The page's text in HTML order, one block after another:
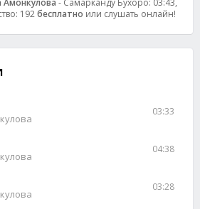
Амонкулова - Самарканду Бухоро: 03:43,
192бесплатно или слушать онлайн!
03:33
04:38
03:28